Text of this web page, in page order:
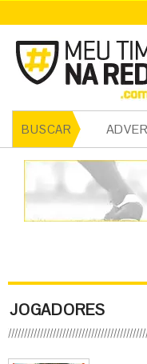
BUSCAR
JOGADORES